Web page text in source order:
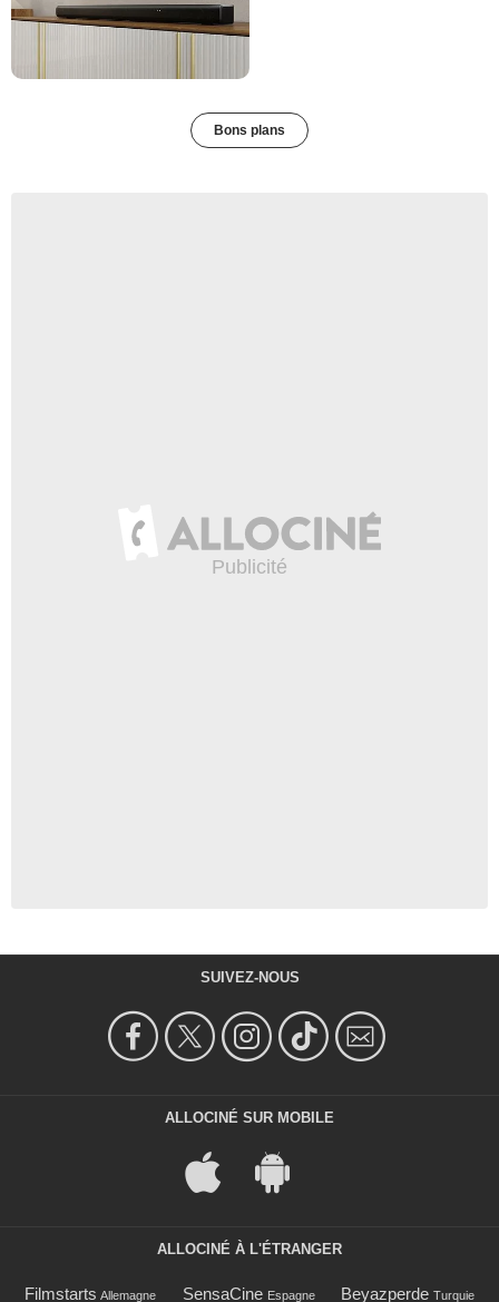
Bons plans
SUIVEZ-NOUS
ALLOCINÉ SUR MOBILE
ALLOCINÉ À L'ÉTRANGER
Filmstarts Allemagne SensaCine Espagne Beyazperde Turquie